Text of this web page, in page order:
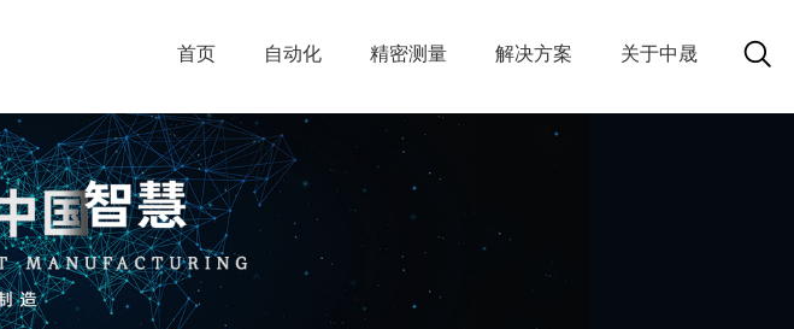
首页 自动化 精密测量 解决方案 关于中晟